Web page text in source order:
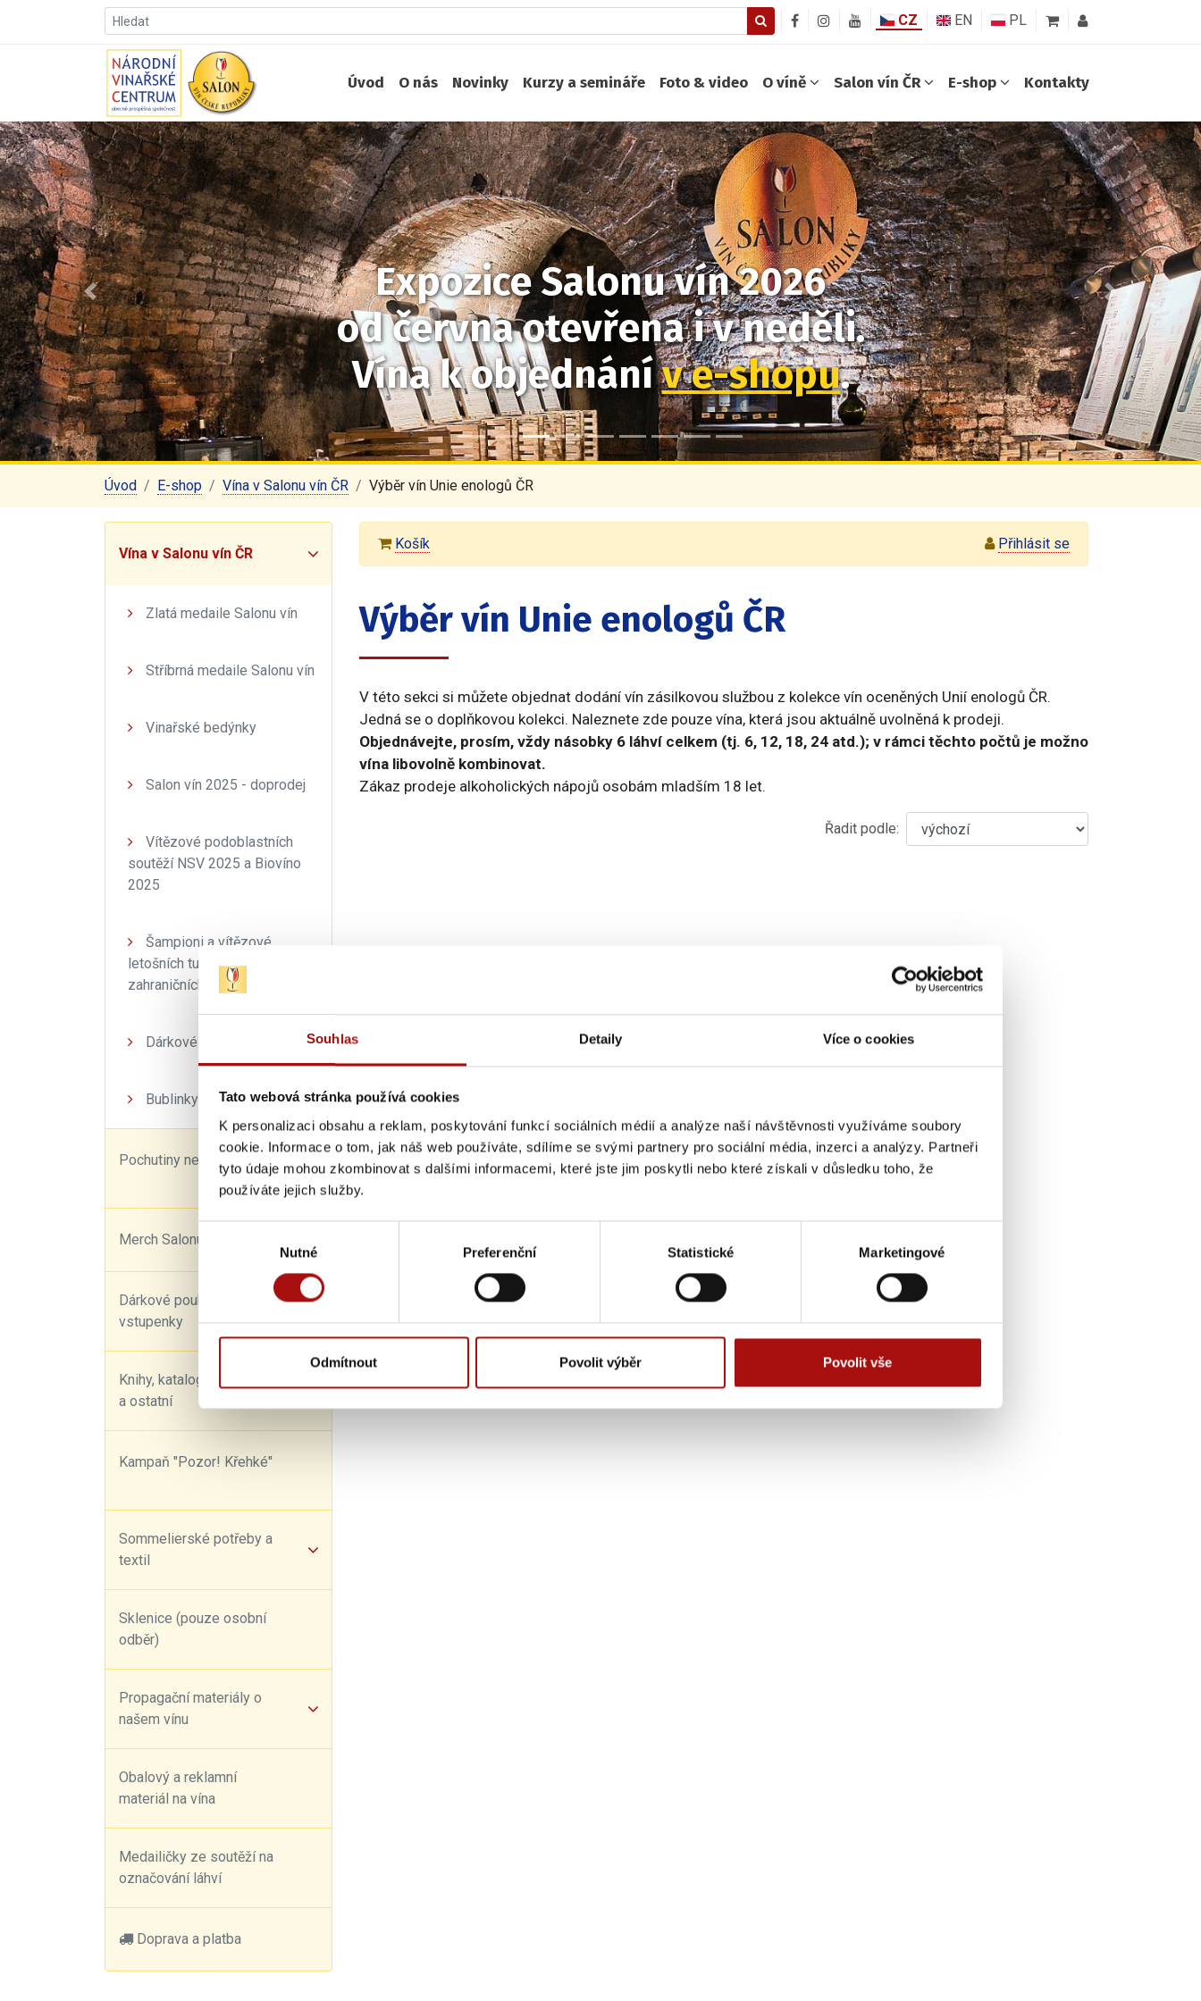
Souhlas Detaily Více o cookies
Tato webová stránka používá cookies
K personalizaci obsahu a reklam, poskytování funkcí sociálních médií a analýze naší návštěvnosti využíváme soubory
cookie. Informace o tom, jak náš web používáte, sdílíme se svými partnery pro sociální média, inzerci a analýzy. Partneři
tyto údaje mohou zkombinovat s dalšími informacemi, které jste jim poskytli nebo které získali v důsledku toho, že
používáte jejich služby.
Nutné Preferenční Statistické Marketingové
Odmítnout Povolit výběr Povolit vše
CZ EN PL
Úvod O nás Novinky Kurzy a semináře Foto & video O víně Salon vín ČR E-shop Kontakty
Expozice Salonu vín 2026
od června otevřena i v neděli.
Vína k objednánív e-shopu.
Předchozí Další
Úvod E-shop Vína v Salonu vín ČR Výběr vín Unie enologů ČR
Vína v Salonu vín ČR
Zlatá medaile Salonu vín
Stříbrná medaile Salonu vín
Vinařské bedýnky
Salon vín 2025 - doprodej
Vítězové podoblastních
soutěží NSV 2025 a Biovíno
2025
Šampioni a vítězové
letošních tuzemských a
zahraničních soutěží
Dárkové balíčky
Bublinky
Pochutiny nejen k vínu
Merch Salonu vín
Dárkové poukazy a
vstupenky
Knihy, katalogy, kalendáře
a ostatní
Kampaň "Pozor! Křehké"
Sommelierské potřeby a
textil
Sklenice (pouze osobní
odběr)
Propagační materiály o
našem vínu
Obalový a reklamní
materiál na vína
Medailičky ze soutěží na
označování láhví
Doprava a platba
Košík Přihlásit se
Výběr vín Unie enologů ČR
V této sekci si můžete objednat dodání vín zásilkovou službou z kolekce vín oceněných Unií enologů ČR.
Jedná se o doplňkovou kolekci. Naleznete zde pouze vína, která jsou aktuálně uvolněná k prodeji.
Objednávejte, prosím, vždy násobky 6 láhví celkem (tj. 6, 12, 18, 24 atd.); v rámci těchto počtů je možno
vína libovolně kombinovat.
Zákaz prodeje alkoholických nápojů osobám mladším 18 let.
Řadit podle: